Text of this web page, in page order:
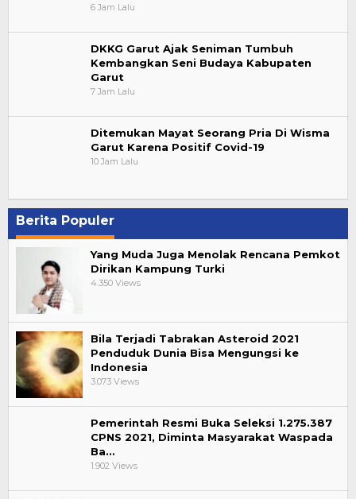
6 Jam Lalu
DKKG Garut Ajak Seniman Tumbuh
Kembangkan Seni Budaya Kabupaten
Garut
7 Jam Lalu
Ditemukan Mayat Seorang Pria Di Wisma
Garut Karena Positif Covid-19
10 Jam Lalu
Berita Populer
Yang Muda Juga Menolak Rencana Pemkot
Dirikan Kampung Turki
4.350 Views
Bila Terjadi Tabrakan Asteroid 2021
Penduduk Dunia Bisa Mengungsi ke
Indonesia
3.073 Views
Pemerintah Resmi Buka Seleksi 1.275.387
CPNS 2021, Diminta Masyarakat Waspada
Ba…
1.902 Views